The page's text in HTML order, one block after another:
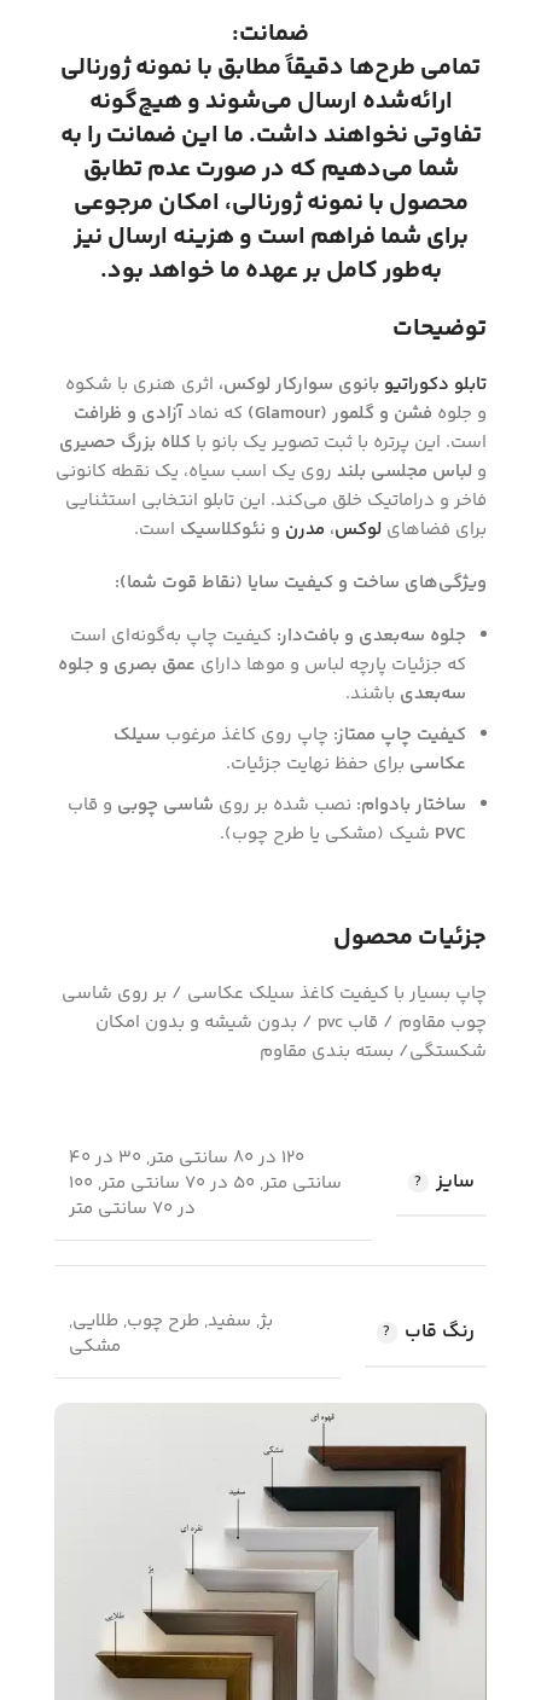
ضمانت:
تمامی طرح‌ها دقیقاً مطابق با نمونه ژورنالی
ارائه‌شده ارسال می‌شوند و هیچ‌گونه
تفاوتی نخواهند داشت. ما این ضمانت را به
شما می‌دهیم که در صورت عدم تطابق
محصول با نمونه ژورنالی، امکان مرجوعی
برای شما فراهم است و هزینه ارسال نیز
به‌طور کامل بر عهده ما خواهد بود.
توضیحات
تابلو دکوراتیو بانوی سوارکار لوکس، اثری هنری با شکوه
و جلوه فشن و گلمور (Glamour) که نمادآزادی و ظرافت
است. این پرتره با ثبت تصویر یک بانو با کلاه بزرگ حصیری
و لباس مجلسی بلند روی یک اسب سیاه، یک نقطه کانونی
فاخر و دراماتیک خلق می‌کند. این تابلو انتخابی استثنایی
برای فضاهای لوکس، مدرن و نئوکلاسیک است.
ویژگی‌های ساخت و کیفیت سایا (نقاط قوت شما):
جلوه سه‌بعدی و بافت‌دار: کیفیت چاپ به‌گونه‌ای است
که جزئیات پارچه لباس و موها دارای عمق بصری و جلوه
سه‌بعدی باشند.
کیفیت چاپ ممتاز: چاپ روی کاغذ مرغوب سیلک
عکاسی برای حفظ نهایت جزئیات.
ساختار بادوام: نصب شده بر روی شاسی چوبی و قاب
PVC شیک (مشکی یا طرح چوب).
جزئیات محصول
چاپ بسیار با کیفیت کاغذ سیلک عکاسی / بر روی شاسی
چوب مقاوم / قاب pvc / بدون شیشه و بدون امکان
شکستگی/ بسته بندی مقاوم
سایز
120 در 80 سانتی متر, 30 در 40
سانتی متر, 50 در 70 سانتی متر, 100
در 70 سانتی متر
رنگ قاب
بژ, سفید, طرح چوب, طلایی,
مشکی